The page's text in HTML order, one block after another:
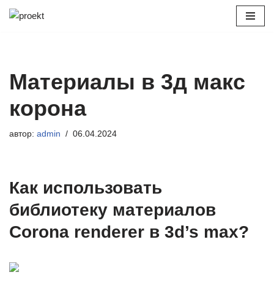
Материалы в 3д макс
корона
автор: admin 06.04.2024
Как использовать
библиотеку материалов
Corona renderer в 3d’s max?